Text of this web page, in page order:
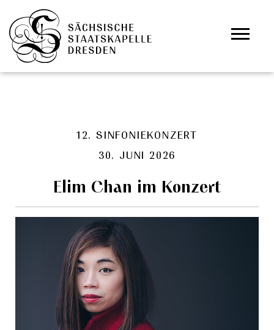
Zum Hauptinhalt springen
12. SINFONIEKONZERT
30. JUNI 2026
Elim Chan im Konzert
Cookie-Einstellungen